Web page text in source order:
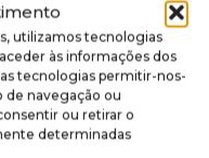
utilizamos tecnologias
às informações dos
tecnologias permitir-nos-
de navegação ou
ou retirar o
determinadas
resultado mais
a seco